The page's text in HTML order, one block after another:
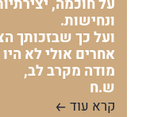
ונחישות.
ועל כך שבזכותך
אחרים אולי לא
מודה מקרב לב,
ש.ח
קרא עוד